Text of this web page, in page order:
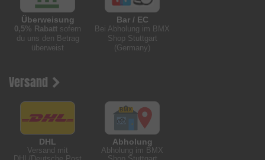
Überweisung
0,5% Rabatt sofern
du uns den Betrag
überweist
Bar / EC
Bei Abholung im BMX
Shop Stuttgart
(Germany)
Versand
DHL
Versand mit
Abholung
Abholung im BMX